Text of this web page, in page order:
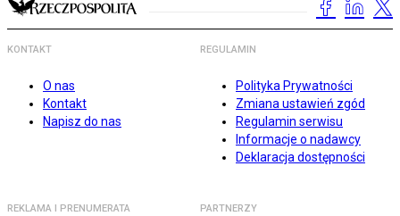
KONTAKT
O nas
Kontakt
Napisz do nas
REGULAMIN
Polityka Prywatności
Zmiana ustawień zgód
Regulamin serwisu
Informacje o nadawcy
Deklaracja dostępności
REKLAMA I PRENUMERATA PARTNERZY